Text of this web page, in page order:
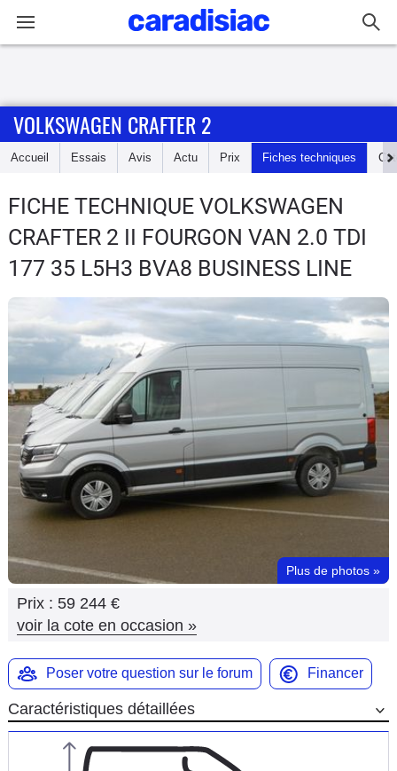
Accueil
Essais
Guide
d'achat
Electriques
Utilitaires
Flottes
Auto
Services
Forum
Moto
Marques
VOLKSWAGEN CRAFTER 2
Accueil Essais Avis Actu Prix Fiches techniques
FICHE TECHNIQUE VOLKSWAGEN
CRAFTER 2 II FOURGON VAN 2.0 TDI
177 35 L5H3 BVA8 BUSINESS LINE
Plus de photos »
Prix : 59 244 €
voir la cote en occasion »
Poser votre question sur le forum Financer
Caractéristiques détaillées